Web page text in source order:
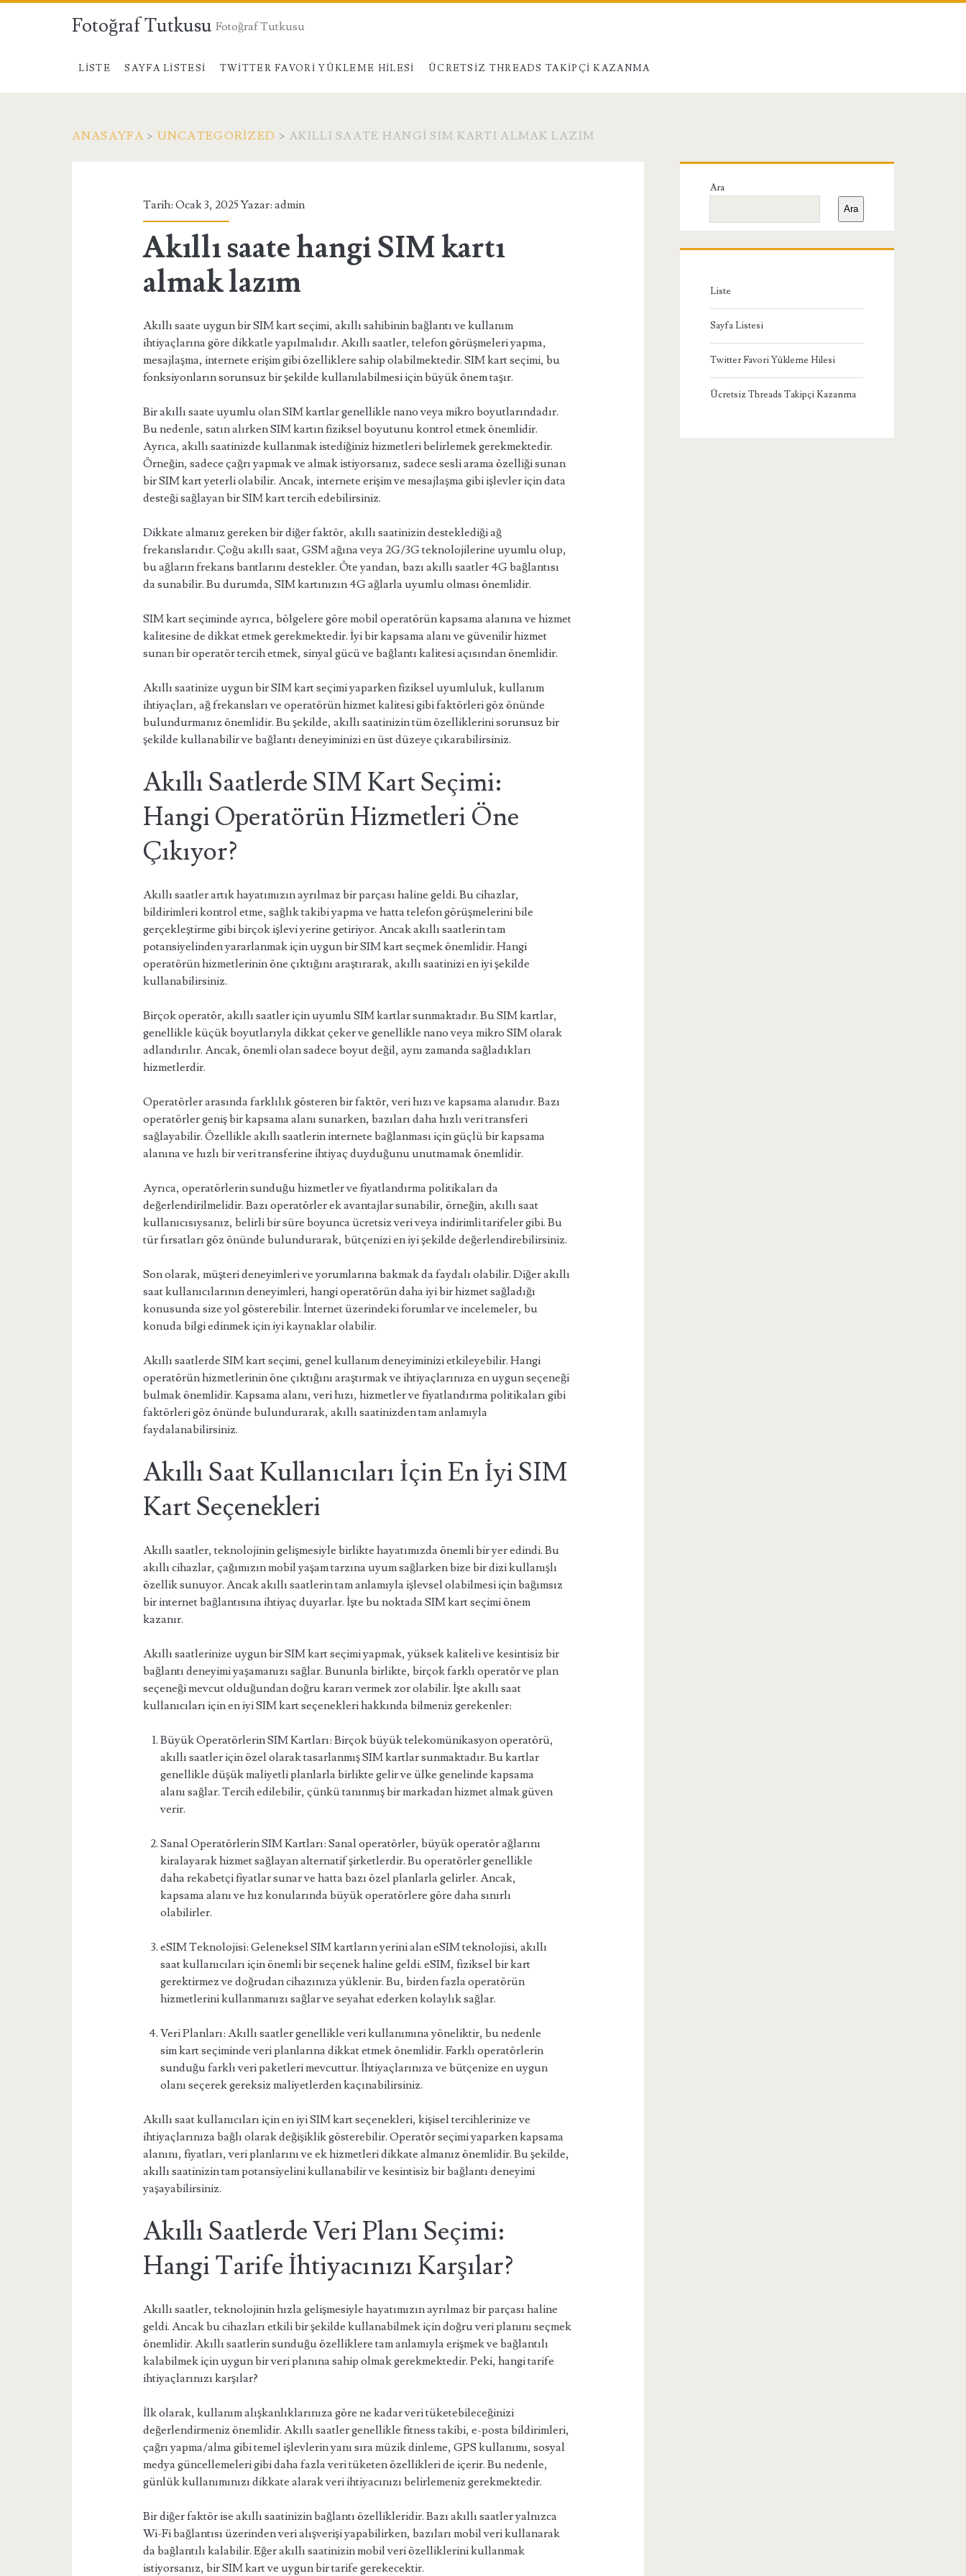
Fotoğraf Tutkusu Fotoğraf Tutkusu
LISTE SAYFA LISTESI TWITTER FAVORI YÜKLEME HILESI ÜCRETSIZ THREADS TAKIPÇI KAZANMA
ANASAYFA > UNCATEGORIZED > AKILLI SAATE HANGI SIM KARTI ALMAK LAZIM
Tarih: Ocak 3, 2025 Yazar:admin
Akıllı saate hangi SIM kartı
almak lazım
Akıllı saate uygun bir SIM kart seçimi, akıllı sahibinin bağlantı ve kullanım
ihtiyaçlarına göre dikkatle yapılmalıdır. Akıllı saatler, telefon görüşmeleri yapma,
mesajlaşma, internete erişim gibi özelliklere sahip olabilmektedir. SIM kart seçimi, bu
fonksiyonların sorunsuz bir şekilde kullanılabilmesi için büyük önem taşır.
Bir akıllı saate uyumlu olan SIM kartlar genellikle nano veya mikro boyutlarındadır.
Bu nedenle, satın alırken SIM kartın fiziksel boyutunu kontrol etmek önemlidir.
Ayrıca, akıllı saatinizde kullanmak istediğiniz hizmetleri belirlemek gerekmektedir.
Örneğin, sadece çağrı yapmak ve almak istiyorsanız, sadece sesli arama özelliği sunan
bir SIM kart yeterli olabilir. Ancak, internete erişim ve mesajlaşma gibi işlevler için data
desteği sağlayan bir SIM kart tercih edebilirsiniz.
Dikkate almanız gereken bir diğer faktör, akıllı saatinizin desteklediği ağ
frekanslarıdır. Çoğu akıllı saat, GSM ağına veya 2G/3G teknolojilerine uyumlu olup,
bu ağların frekans bantlarını destekler. Öte yandan, bazı akıllı saatler 4G bağlantısı
da sunabilir. Bu durumda, SIM kartınızın 4G ağlarla uyumlu olması önemlidir.
SIM kart seçiminde ayrıca, bölgelere göre mobil operatörün kapsama alanına ve hizmet
kalitesine de dikkat etmek gerekmektedir. İyi bir kapsama alanı ve güvenilir hizmet
sunan bir operatör tercih etmek, sinyal gücü ve bağlantı kalitesi açısından önemlidir.
Akıllı saatinize uygun bir SIM kart seçimi yaparken fiziksel uyumluluk, kullanım
ihtiyaçları, ağ frekansları ve operatörün hizmet kalitesi gibi faktörleri göz önünde
bulundurmanız önemlidir. Bu şekilde, akıllı saatinizin tüm özelliklerini sorunsuz bir
şekilde kullanabilir ve bağlantı deneyiminizi en üst düzeye çıkarabilirsiniz.
Akıllı Saatlerde SIM Kart Seçimi:
Hangi Operatörün Hizmetleri Öne
Çıkıyor?
Akıllı saatler artık hayatımızın ayrılmaz bir parçası haline geldi. Bu cihazlar,
bildirimleri kontrol etme, sağlık takibi yapma ve hatta telefon görüşmelerini bile
gerçekleştirme gibi birçok işlevi yerine getiriyor. Ancak akıllı saatlerin tam
potansiyelinden yararlanmak için uygun bir SIM kart seçmek önemlidir. Hangi
operatörün hizmetlerinin öne çıktığını araştırarak, akıllı saatinizi en iyi şekilde
kullanabilirsiniz.
Birçok operatör, akıllı saatler için uyumlu SIM kartlar sunmaktadır. Bu SIM kartlar,
genellikle küçük boyutlarıyla dikkat çeker ve genellikle nano veya mikro SIM olarak
adlandırılır. Ancak, önemli olan sadece boyut değil, aynı zamanda sağladıkları
hizmetlerdir.
Operatörler arasında farklılık gösteren bir faktör, veri hızı ve kapsama alanıdır. Bazı
operatörler geniş bir kapsama alanı sunarken, bazıları daha hızlı veri transferi
sağlayabilir. Özellikle akıllı saatlerin internete bağlanması için güçlü bir kapsama
alanına ve hızlı bir veri transferine ihtiyaç duyduğunu unutmamak önemlidir.
Ayrıca, operatörlerin sunduğu hizmetler ve fiyatlandırma politikaları da
değerlendirilmelidir. Bazı operatörler ek avantajlar sunabilir, örneğin, akıllı saat
kullanıcısıysanız, belirli bir süre boyunca ücretsiz veri veya indirimli tarifeler gibi. Bu
tür fırsatları göz önünde bulundurarak, bütçenizi en iyi şekilde değerlendirebilirsiniz.
Son olarak, müşteri deneyimleri ve yorumlarına bakmak da faydalı olabilir. Diğer akıllı
saat kullanıcılarının deneyimleri, hangi operatörün daha iyi bir hizmet sağladığı
konusunda size yol gösterebilir. İnternet üzerindeki forumlar ve incelemeler, bu
konuda bilgi edinmek için iyi kaynaklar olabilir.
Akıllı saatlerde SIM kart seçimi, genel kullanım deneyiminizi etkileyebilir. Hangi
operatörün hizmetlerinin öne çıktığını araştırmak ve ihtiyaçlarınıza en uygun seçeneği
bulmak önemlidir. Kapsama alanı, veri hızı, hizmetler ve fiyatlandırma politikaları gibi
faktörleri göz önünde bulundurarak, akıllı saatinizden tam anlamıyla
faydalanabilirsiniz.
Akıllı Saat Kullanıcıları İçin En İyi SIM
Kart Seçenekleri
Akıllı saatler, teknolojinin gelişmesiyle birlikte hayatımızda önemli bir yer edindi. Bu
akıllı cihazlar, çağımızın mobil yaşam tarzına uyum sağlarken bize bir dizi kullanışlı
özellik sunuyor. Ancak akıllı saatlerin tam anlamıyla işlevsel olabilmesi için bağımsız
bir internet bağlantısına ihtiyaç duyarlar. İşte bu noktada SIM kart seçimi önem
kazanır.
Akıllı saatlerinize uygun bir SIM kart seçimi yapmak, yüksek kaliteli ve kesintisiz bir
bağlantı deneyimi yaşamanızı sağlar. Bununla birlikte, birçok farklı operatör ve plan
seçeneği mevcut olduğundan doğru kararı vermek zor olabilir. İşte akıllı saat
kullanıcıları için en iyi SIM kart seçenekleri hakkında bilmeniz gerekenler:
Büyük Operatörlerin SIM Kartları: Birçok büyük telekomünikasyon operatörü,
akıllı saatler için özel olarak tasarlanmış SIM kartlar sunmaktadır. Bu kartlar
genellikle düşük maliyetli planlarla birlikte gelir ve ülke genelinde kapsama
alanı sağlar. Tercih edilebilir, çünkü tanınmış bir markadan hizmet almak güven
verir.
Sanal Operatörlerin SIM Kartları: Sanal operatörler, büyük operatör ağlarını
kiralayarak hizmet sağlayan alternatif şirketlerdir. Bu operatörler genellikle
daha rekabetçi fiyatlar sunar ve hatta bazı özel planlarla gelirler. Ancak,
kapsama alanı ve hız konularında büyük operatörlere göre daha sınırlı
olabilirler.
eSIM Teknolojisi: Geleneksel SIM kartların yerini alan eSIM teknolojisi, akıllı
saat kullanıcıları için önemli bir seçenek haline geldi. eSIM, fiziksel bir kart
gerektirmez ve doğrudan cihazınıza yüklenir. Bu, birden fazla operatörün
hizmetlerini kullanmanızı sağlar ve seyahat ederken kolaylık sağlar.
Veri Planları: Akıllı saatler genellikle veri kullanımına yöneliktir, bu nedenle
sim kart seçiminde veri planlarına dikkat etmek önemlidir. Farklı operatörlerin
sunduğu farklı veri paketleri mevcuttur. İhtiyaçlarınıza ve bütçenize en uygun
olanı seçerek gereksiz maliyetlerden kaçınabilirsiniz.
Akıllı saat kullanıcıları için en iyi SIM kart seçenekleri, kişisel tercihlerinize ve
ihtiyaçlarınıza bağlı olarak değişiklik gösterebilir. Operatör seçimi yaparken kapsama
alanını, fiyatları, veri planlarını ve ek hizmetleri dikkate almanız önemlidir. Bu şekilde,
akıllı saatinizin tam potansiyelini kullanabilir ve kesintisiz bir bağlantı deneyimi
yaşayabilirsiniz.
Akıllı Saatlerde Veri Planı Seçimi:
Hangi Tarife İhtiyacınızı Karşılar?
Akıllı saatler, teknolojinin hızla gelişmesiyle hayatımızın ayrılmaz bir parçası haline
geldi. Ancak bu cihazları etkili bir şekilde kullanabilmek için doğru veri planını seçmek
önemlidir. Akıllı saatlerin sunduğu özelliklere tam anlamıyla erişmek ve bağlantılı
kalabilmek için uygun bir veri planına sahip olmak gerekmektedir. Peki, hangi tarife
ihtiyaçlarınızı karşılar?
İlk olarak, kullanım alışkanlıklarınıza göre ne kadar veri tüketebileceğinizi
değerlendirmeniz önemlidir. Akıllı saatler genellikle fitness takibi, e-posta bildirimleri,
çağrı yapma/alma gibi temel işlevlerin yanı sıra müzik dinleme, GPS kullanımı, sosyal
medya güncellemeleri gibi daha fazla veri tüketen özellikleri de içerir. Bu nedenle,
günlük kullanımınızı dikkate alarak veri ihtiyacınızı belirlemeniz gerekmektedir.
Bir diğer faktör ise akıllı saatinizin bağlantı özellikleridir. Bazı akıllı saatler yalnızca
Wi-Fi bağlantısı üzerinden veri alışverişi yapabilirken, bazıları mobil veri kullanarak
da bağlantılı kalabilir. Eğer akıllı saatinizin mobil veri özelliklerini kullanmak
istiyorsanız, bir SIM kart ve uygun bir tarife gerekecektir.
Birincil
Yan
Menü
Ara
Ara
Liste
Sayfa Listesi
Twitter Favori Yükleme Hilesi
Ücretsiz Threads Takipçi Kazanma